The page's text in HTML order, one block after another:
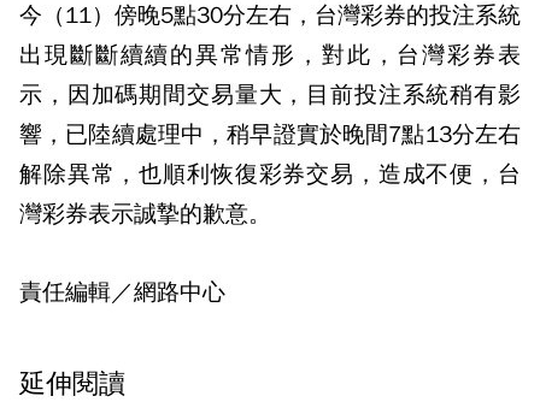
今（11）傍晚5點30分左右，台灣彩券的投注系統
出現斷斷續續的異常情形，對此，台灣彩券表
示，因加碼期間交易量大，目前投注系統稍有影
響，已陸續處理中，稍早證實於晚間7點13分左右
解除異常，也順利恢復彩券交易，造成不便，台
灣彩券表示誠摯的歉意。
責任編輯／網路中心
延伸閱讀